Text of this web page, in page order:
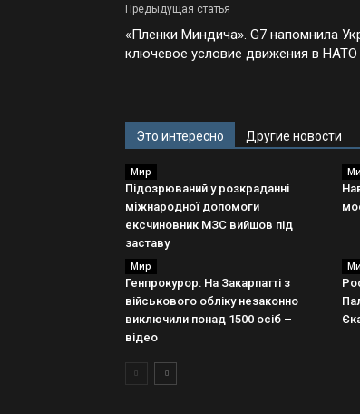
Предыдущая статья
«Пленки Миндича». G7 напомнила
ключевое условие движения в НАТО
Это интересно Другие новости
Мир
Підозрюваний у розкраданні
міжнародної допомоги
ексчиновник МЗС вийшов під
заставу
Мир
Генпрокурор: На Закарпатті з
військового обліку незаконно
виключили понад 1500 осіб –
відео